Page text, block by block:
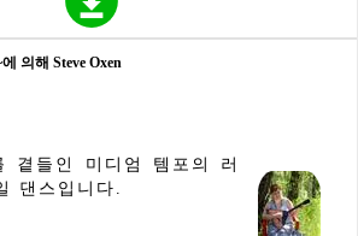
에 의해 Steve Oxen
곁들인 미디엄 템포의 러
댄스입니다.